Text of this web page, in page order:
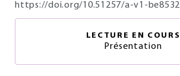
https://doi.org/10.51257/a-v1-be8532
LECTURE EN COURS
Présentation